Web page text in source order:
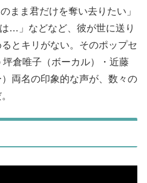
まま君だけを奪い去りたい」
…」などなど、彼が世に送り
とキリがない。そのポップセ
倉唯子（ボーカル）・近藤
両名の印象的な声が、数々の